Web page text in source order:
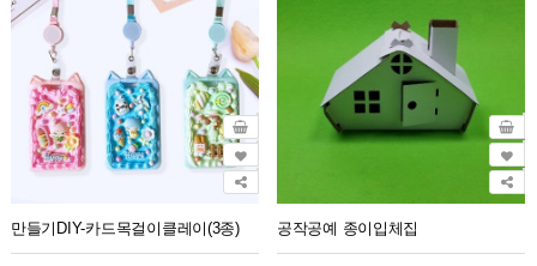
만들기DIY-카드목걸이클레이(3종) 공작공예 종이입체집